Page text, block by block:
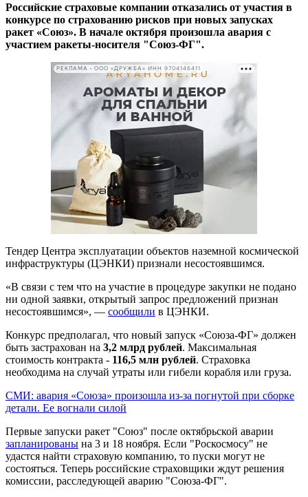
Российские страховые компании отказались от участия в
конкурсе по страхованию рисков при новых запусках
ракет «Союз». В начале октября произошла авария с
участием ракеты-носителя "Союз-ФГ".
РЕКЛАМА • ООО «ДРУЖБА» ИНН 9704146411
Тендер Центра эксплуатации объектов наземной космической
инфраструктуры (ЦЭНКИ) признали несостоявшимся.
«В связи с тем что на участие в процедуре закупки не подано
ни одной заявки, открытый запрос предложений признан
несостоявшимся», — сообщили в ЦЭНКИ.
Конкурс предполагал, что новый запуск «Союза-ФГ» должен
быть застрахован на 3,2 млрд рублей. Максимальная
стоимость контракта - 116,5 млн рублей. Страховка
необходима на случай утраты или гибели корабля или груза.
СМИ: авария «Союза» произошла из-за погнутой при сборке
детали. Ее вогнали силой
Первые запуски ракет "Союз" после октябрьской аварии
запланированы на 3 и 18 ноября. Если "Роскосмосу" не
удастся найти страховую компанию, то пуски могут не
состояться. Теперь российские страховщики ждут решения
комиссии, расследующей аварию "Союза-ФГ".